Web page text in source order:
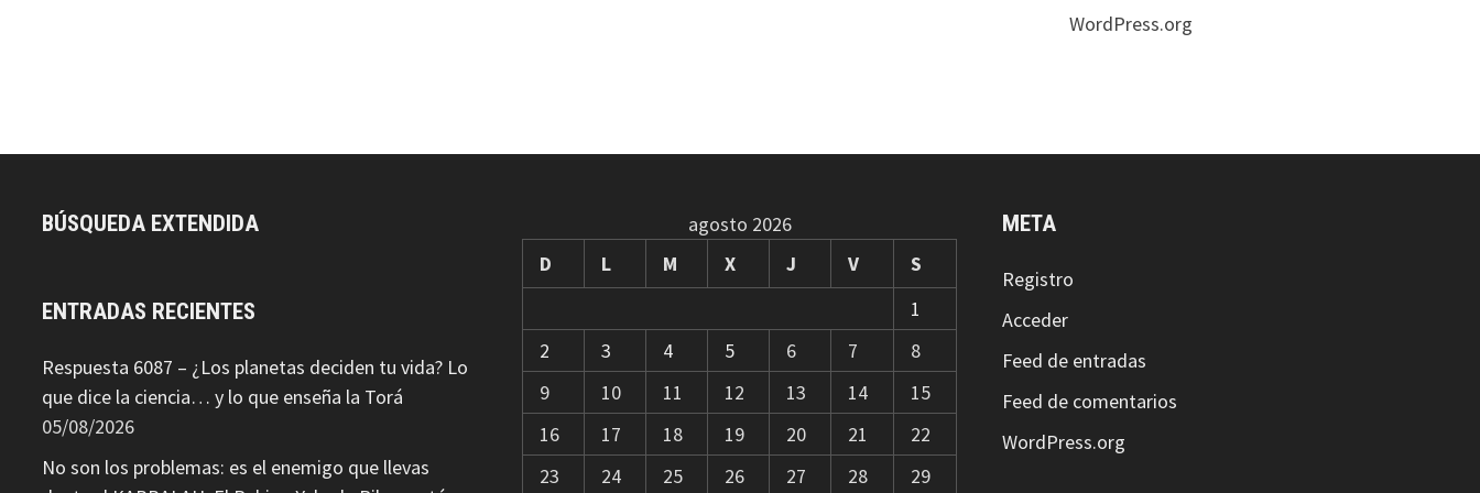
WordPress.org
BÚSQUEDA EXTENDIDA
ENTRADAS RECIENTES
Respuesta 6087 – ¿Los planetas deciden tu vida? Lo
que dice la ciencia… y lo que enseña la Torá
05/08/2026
No son los problemas: es el enemigo que llevas
agosto 2026
D
L M X J V
S
1
2
3 4 5 6 7
8
9
10 11 12 13 14
15
16
17 18 19 20 21
22
23
24 25 26 27 28 29
META
Registro
Acceder
Feed de entradas
Feed de comentarios
WordPress.org